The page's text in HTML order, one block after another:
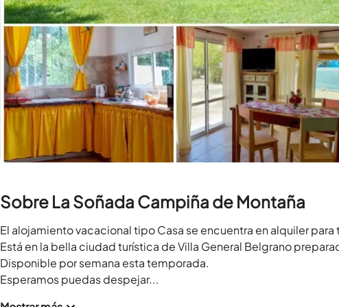
Sobre La Soñada Campiña de Montaña
El alojamiento vacacional tipo Casa se encuentra en alquiler para
Está en la bella ciudad turística de Villa General Belgrano
Disponible por semana esta temporada.
Esperamos puedas despejar...